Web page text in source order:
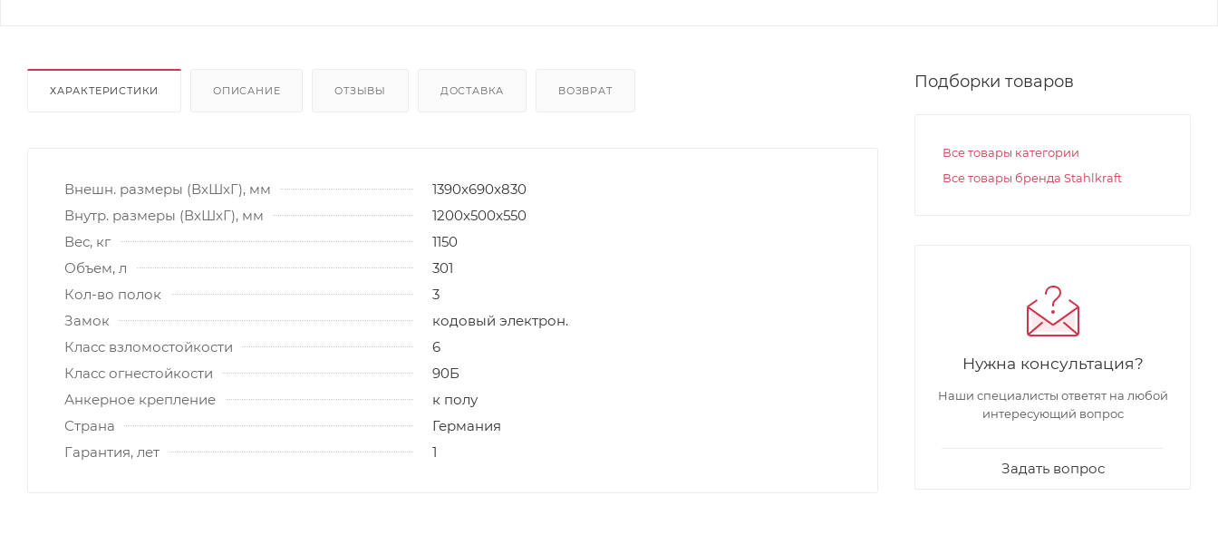
ХАРАКТЕРИСТИКИ ОПИСАНИЕ ОТЗЫВЫ ДОСТАВКА ВОЗВРАТ
Внешн. размеры (ВxШxГ), мм
1390x690x830
Внутр. размеры (ВxШxГ), мм
1200x500x550
Вес, кг
1150
Объем, л
301
Кол-во полок
3
Замок
кодовый электрон.
Класс взломостойкости
6
Класс огнестойкости
90Б
Анкерное крепление
к полу
Страна
Германия
Гарантия, лет
1
Подборки товаров
Все товары категории
Все товары бренда Stahlkraft
Нужна консультация?
Наши специалисты ответят на любой
интересующий вопрос
Задать вопрос